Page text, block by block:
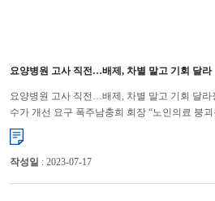
요양병원 고사 직전…배제, 차별 말고 기회 달라
요양병원 고사 직전…배제, 차별 말고 기회 달라
수가 개선 요구 폭주남충희 회장 “노인의료 붕
팽배”대한요양병원협회 남충희 회장은 요양병
작성일 : 2023-07-17